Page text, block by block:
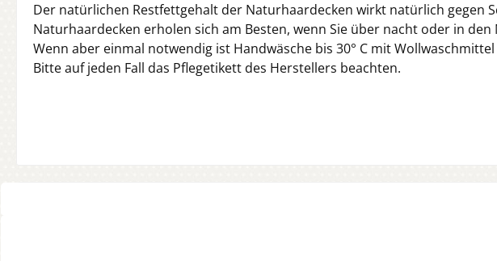
Der natürlichen Restfettgehalt der Naturhaardecken wirkt natürlich gegen
Naturhaardecken erholen sich am Besten, wenn Sie über nacht oder in
Wenn aber einmal notwendig ist Handwäsche bis 30° C mit
Bitte auf jeden Fall das Pflegetikett des Herstellers beachten.